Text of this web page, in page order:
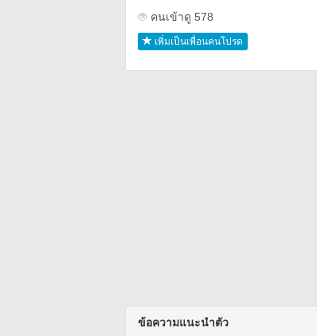
คนเข้าดู 578
เพิ่มเป็นเพื่อนคนโปรด
ข้อความแนะนำตัว